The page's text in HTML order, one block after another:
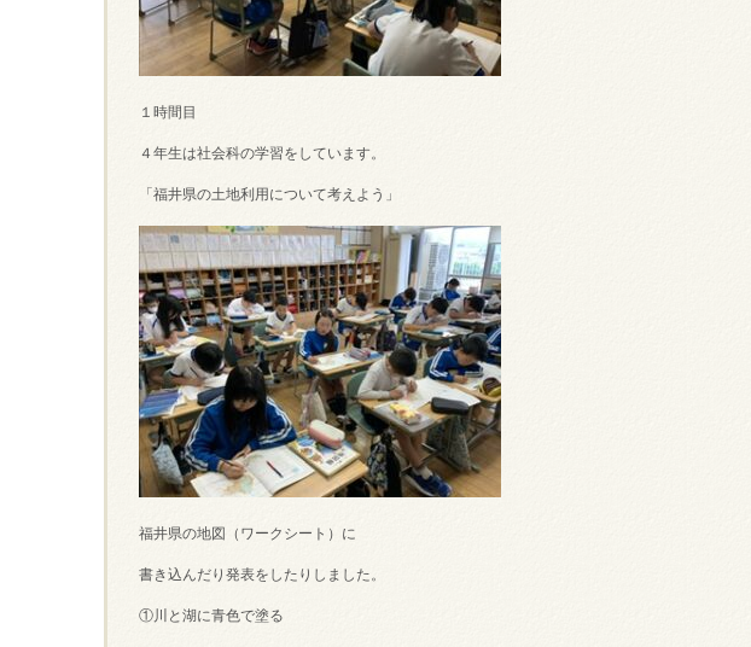
１時間目
４年生は社会科の学習をしています。
「福井県の土地利用について考えよう」
福井県の地図（ワークシート）に
書き込んだり発表をしたりしました。
①川と湖に青色で塗る